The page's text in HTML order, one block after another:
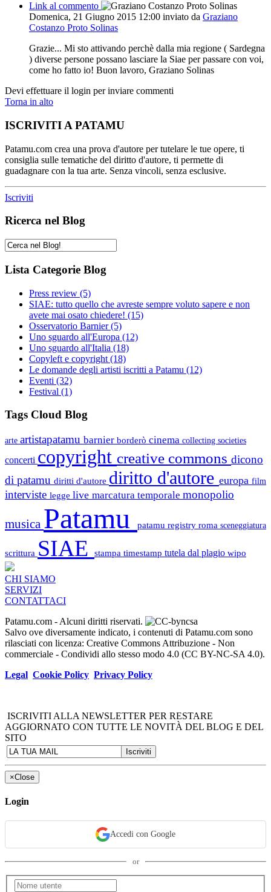
Link al commento
Domenica, 21 Giugno 2015 12:00 inviato da Graziano
Costanzo Proto Solinas
Grazie... Mi sto attivando perchè dalla mia regione ( Sardegna
) diverse persone possano lasciare la Siae per passare con voi,
come ho fatto io! Buon lavoro, Graziano Solinas
Devi effettuare il login per inviare commenti
Torna in alto
ISCRIVITI A PATAMU
Patamu.com crea una prova d'autore per tutelare le tue opere, ti
consiglia sulle tematiche del diritto d'autore, ti permette di
guadagnare con la tua arte. Senza vincoli, senza esclusive.
Iscriviti
Ricerca nel Blog
Lista Categorie Blog
Press review (5)
SIAE: tutto quello che avreste sempre voluto sapere e non
avete mai osato chiedere! (15)
Osservatorio Barnier(5)
Uno sguardo all'Europa (12)
Uno sguardo all'Italia (18)
Copyleft e copyright (18)
Le domande degli artisti iscritti a Patamu (12)
Eventi (32)
Festival (1)
Tags Cloud Blog
arte artistapatamu barnier borderò cinema collecting societies
concerti copyright creative commons dicono
di patamu diritti d'autore diritto d'autore europa film
interviste legge live marcatura temporale monopolio
musica Patamu patamu registry roma sceneggiatura
scrittura SIAE stampa timestamp tutela dal plagio wipo
CHI SIAMO
SERVIZI
CONTATTACI
Patamu.com - Alcuni diritti riservati.
Salvo ove diversamente indicato, i contenuti di Patamu.com sono
rilasciati con licenza: Creative Commons Attribuzione - Non
commerciale - Condividi allo stesso modo 4.0 (CC BY-NC-SA 4.0).
Legal Cookie Policy Privacy Policy
ISCRIVITI ALLA NEWSLETTER PER RESTARE
AGGIORNATO CON TUTTE LE NOVITÀ DEL BLOG E DEL
SITO
×Close
Login
Accedi con Google
or